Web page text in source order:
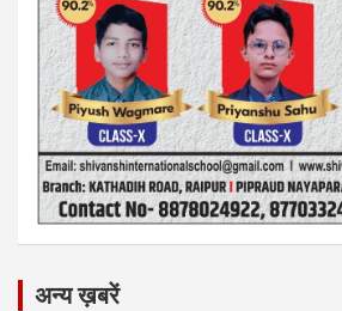
अन्य ख़बरें